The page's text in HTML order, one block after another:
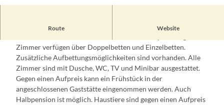
Route Website
Der rustikal eingerichtete Landgasthof bietet zehn
Zimmer verfügen über Doppelbetten und Einzelbetten.
Zusätzliche Aufbettungsmöglichkeiten sind vorhanden. Alle
Zimmer sind mit Dusche, WC, TV und Minibar ausgestattet.
Gegen einen Aufpreis kann ein Frühstück in der
angeschlossenen Gaststätte eingenommen werden. Auch
Halbpension ist möglich. Haustiere sind gegen einen Aufpreis